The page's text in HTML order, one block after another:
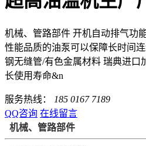
机械、管路部件 开机自动排气功
性能品质的油泵可以保障长时间
钢无缝管/有色金属材料 瑞典进口
长使用寿命&n
服务热线：
185 0167 7189
QQ咨询 在线留言
机械、管路部件